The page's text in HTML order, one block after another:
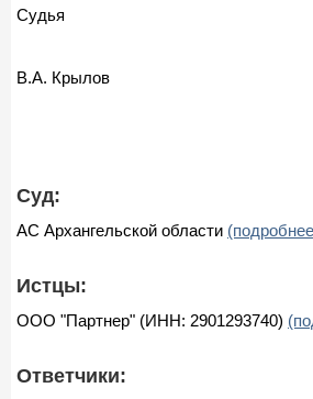
Судья
В.А. Крылов
Суд:
АС Архангельской области
Истцы:
ООО "Партнер" (ИНН: 2901293740)
Ответчики: